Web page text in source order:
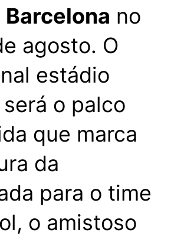
Barcelona no
agosto. O
estádio
o palco
que marca
da
para o time
o amistoso